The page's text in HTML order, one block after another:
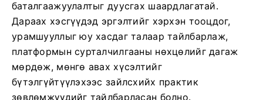
баталгаажуулалтыг дуусгах шаардлагатай.
Дараах хэсгүүдэд эргэлтийг хэрхэн тооцдог,
урамшууллыг юу хасдаг талаар тайлбарлаж,
платформын сурталчилгааны нөхцөлийг дагаж
мөрдөж, мөнгө авах хүсэлтийг
бүтэлгүйтүүлэхээс зайлсхийх практик
зөвлөмжүүдийг тайлбарласан болно.